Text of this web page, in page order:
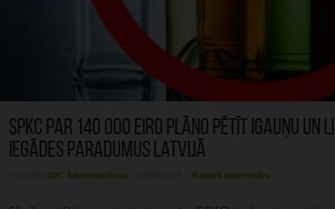
SPKC par 140 000 eiro plāno pētīt igauņu
iegādes paradumus Latvijā
MIC Administrācija Rakstīt komentāru